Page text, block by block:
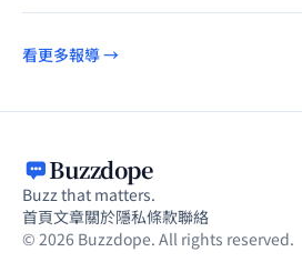
看更多報導 →
Buzzdope
Buzz that matters.
首頁文章關於隱私條款聯絡
© 2026 Buzzdope. All rights reserved.